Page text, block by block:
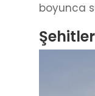
boyunca